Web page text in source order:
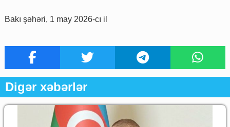
Bakı şəhəri, 1 may 2026-cı il
Digər xəbərlər